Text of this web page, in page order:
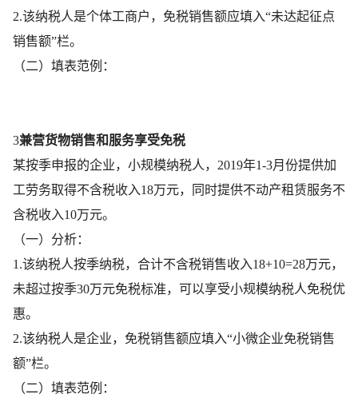
2.该纳税人是个体工商户，免税销售额应填入“未达起征点
销售额”栏。
（二）填表范例：
3兼营货物销售和服务享受免税
某按季申报的企业，小规模纳税人，2019年1-3月份提供加
工劳务取得不含税收入18万元，同时提供不动产租赁服务不
含税收入10万元。
（一）分析：
1.该纳税人按季纳税，合计不含税销售收入18+10=28万元，
未超过按季30万元免税标准，可以享受小规模纳税人免税优
惠。
2.该纳税人是企业，免税销售额应填入“小微企业免税销售
额”栏。
（二）填表范例：